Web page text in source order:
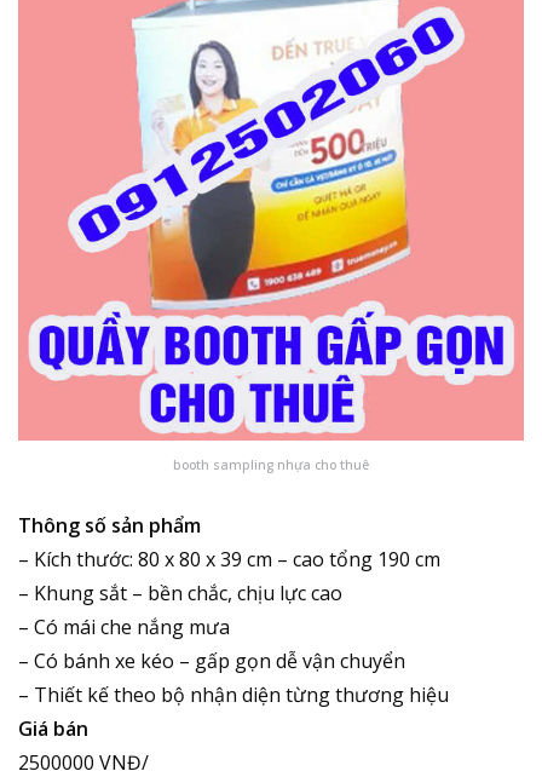
booth sampling nhựa cho thuê
Thông số sản phẩm
– Kích thước: 80 x 80 x 39 cm – cao tổng 190 cm
– Khung sắt – bền chắc, chịu lực cao
– Có mái che nắng mưa
– Có bánh xe kéo – gấp gọn dễ vận chuyển
– Thiết kế theo bộ nhận diện từng thương hiệu
Giá bán
2500000 VNĐ/